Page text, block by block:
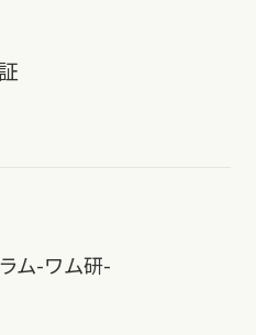
ム-ワム研-